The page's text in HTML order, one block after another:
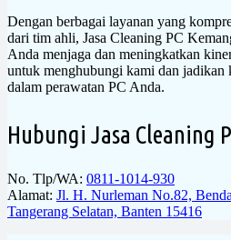
Dengan berbagai layanan yang
dari tim ahli, Jasa Cleaning PC
Anda menjaga dan meningkatkan
untuk menghubungi kami dan jadikan
dalam perawatan PC Anda.
Hubungi Jasa Cleaning
No. Tlp/WA: 0811-1014-930
Alamat: Jl. H. Nurleman No.82,
Tangerang Selatan, Banten 15416